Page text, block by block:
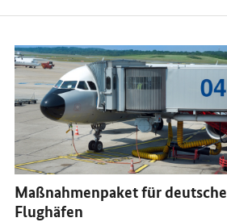
Maßnahmenpaket für deutsche
Flughäfen